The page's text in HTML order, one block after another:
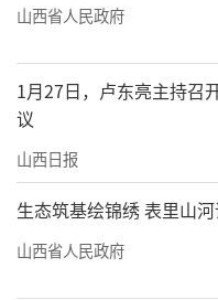
山西省人民政府
1月27日，卢东亮主持召
议
山西日报
生态筑基绘锦绣 表里山
山西省人民政府